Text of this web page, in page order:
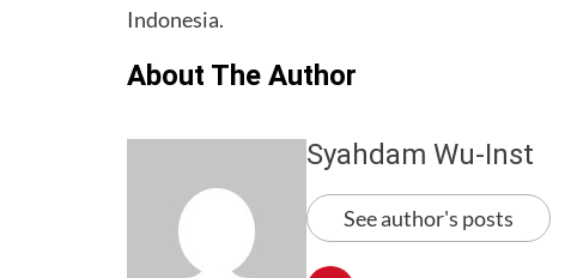
Indonesia.
About The Author
Syahdam Wu-Inst
See author's posts